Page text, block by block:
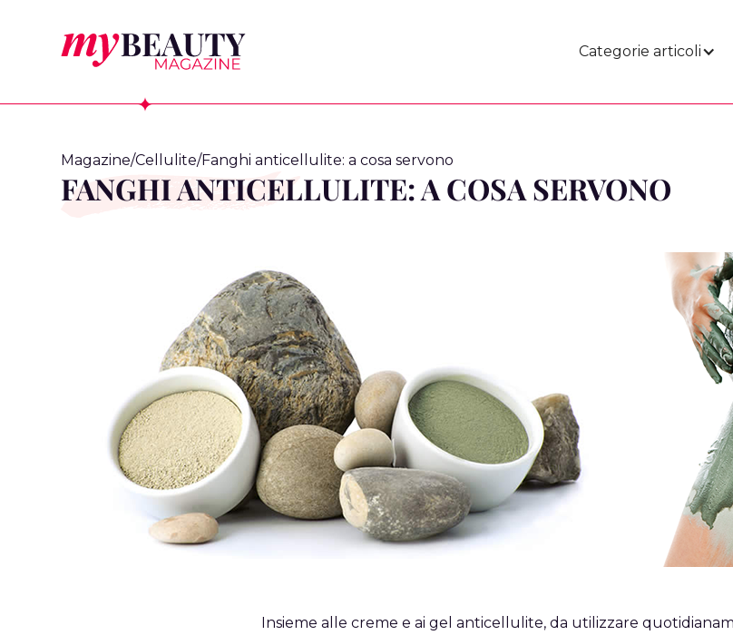
Categorie articoli
Magazine/Cellulite/Fanghi anticellulite: a cosa servono
FANGHI ANTICELLULITE: A COSA SERVONO
Insieme alle creme e ai gel anticellulite, da utilizzare